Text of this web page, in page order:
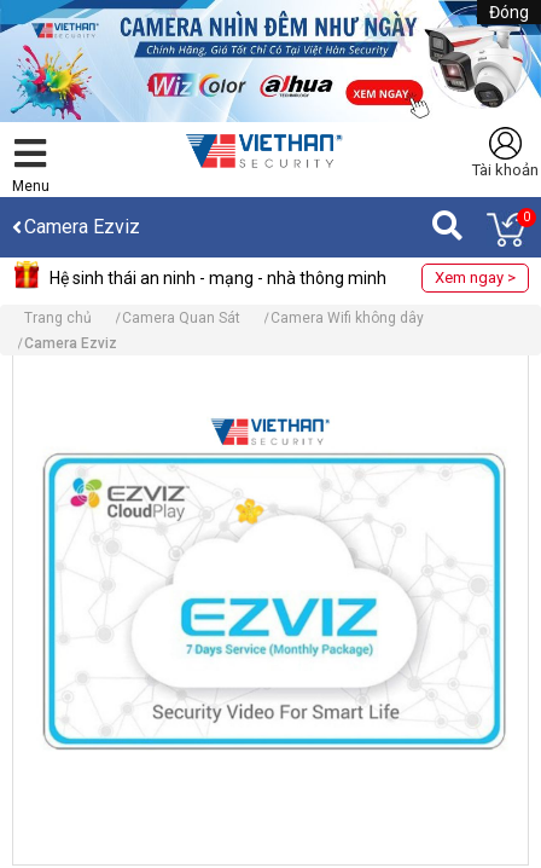
Đóng
Menu
Tài khoản
Camera Ezviz 0
Hệ sinh thái an ninh - mạng - nhà thông minh Xem ngay >
Trang chủ Camera Quan Sát
Camera Wifi không dây
Camera Ezviz